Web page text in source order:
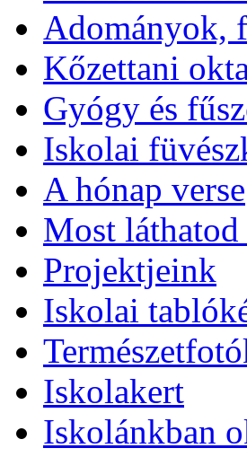
Adományok,
Kőzettani
Gyógy és
Iskolai
A hónap verse
Most láthatod
Projektjeink
Iskolai
Iskolakert
Iskolánkban